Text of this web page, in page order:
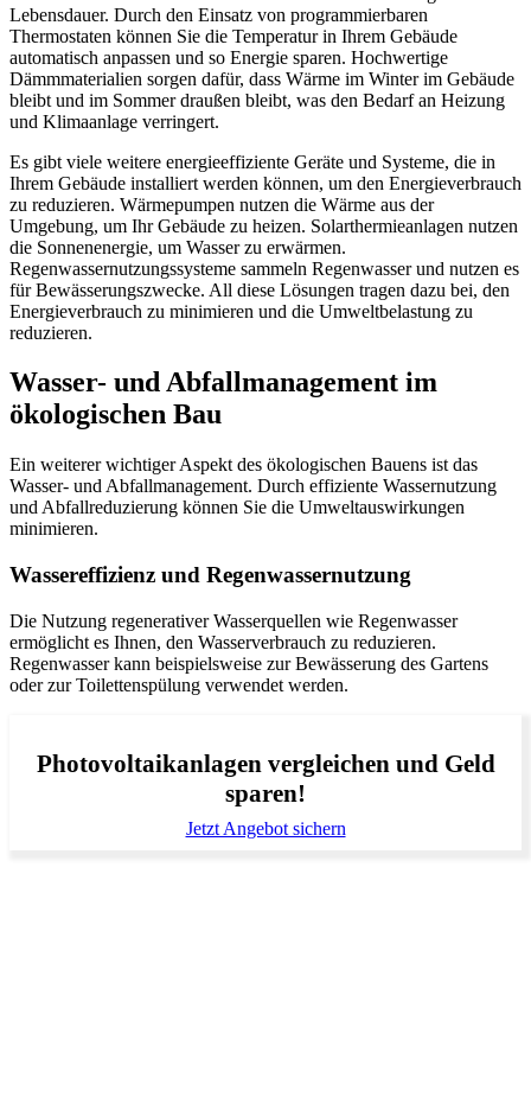
Lebensdauer. Durch den Einsatz von programmierbaren
Thermostaten können Sie die Temperatur in Ihrem Gebäude
automatisch anpassen und so Energie sparen. Hochwertige
Dämmmaterialien sorgen dafür, dass Wärme im Winter im Gebäude
bleibt und im Sommer draußen bleibt, was den Bedarf an Heizung
und Klimaanlage verringert.
Es gibt viele weitere energieeffiziente Geräte und Systeme, die in
Ihrem Gebäude installiert werden können, um den Energieverbrauch
zu reduzieren. Wärmepumpen nutzen die Wärme aus der
Umgebung, um Ihr Gebäude zu heizen. Solarthermieanlagen nutzen
die Sonnenenergie, um Wasser zu erwärmen.
Regenwassernutzungssysteme sammeln Regenwasser und nutzen es
für Bewässerungszwecke. All diese Lösungen tragen dazu bei, den
Energieverbrauch zu minimieren und die Umweltbelastung zu
reduzieren.
Wasser- und Abfallmanagement im
ökologischen Bau
Ein weiterer wichtiger Aspekt des ökologischen Bauens ist das
Wasser- und Abfallmanagement. Durch effiziente Wassernutzung
und Abfallreduzierung können Sie die Umweltauswirkungen
minimieren.
Wassereffizienz und Regenwassernutzung
Die Nutzung regenerativer Wasserquellen wie Regenwasser
ermöglicht es Ihnen, den Wasserverbrauch zu reduzieren.
Regenwasser kann beispielsweise zur Bewässerung des Gartens
oder zur Toilettenspülung verwendet werden.
Photovoltaikanlagen vergleichen und Geld
sparen!
Jetzt Angebot sichern